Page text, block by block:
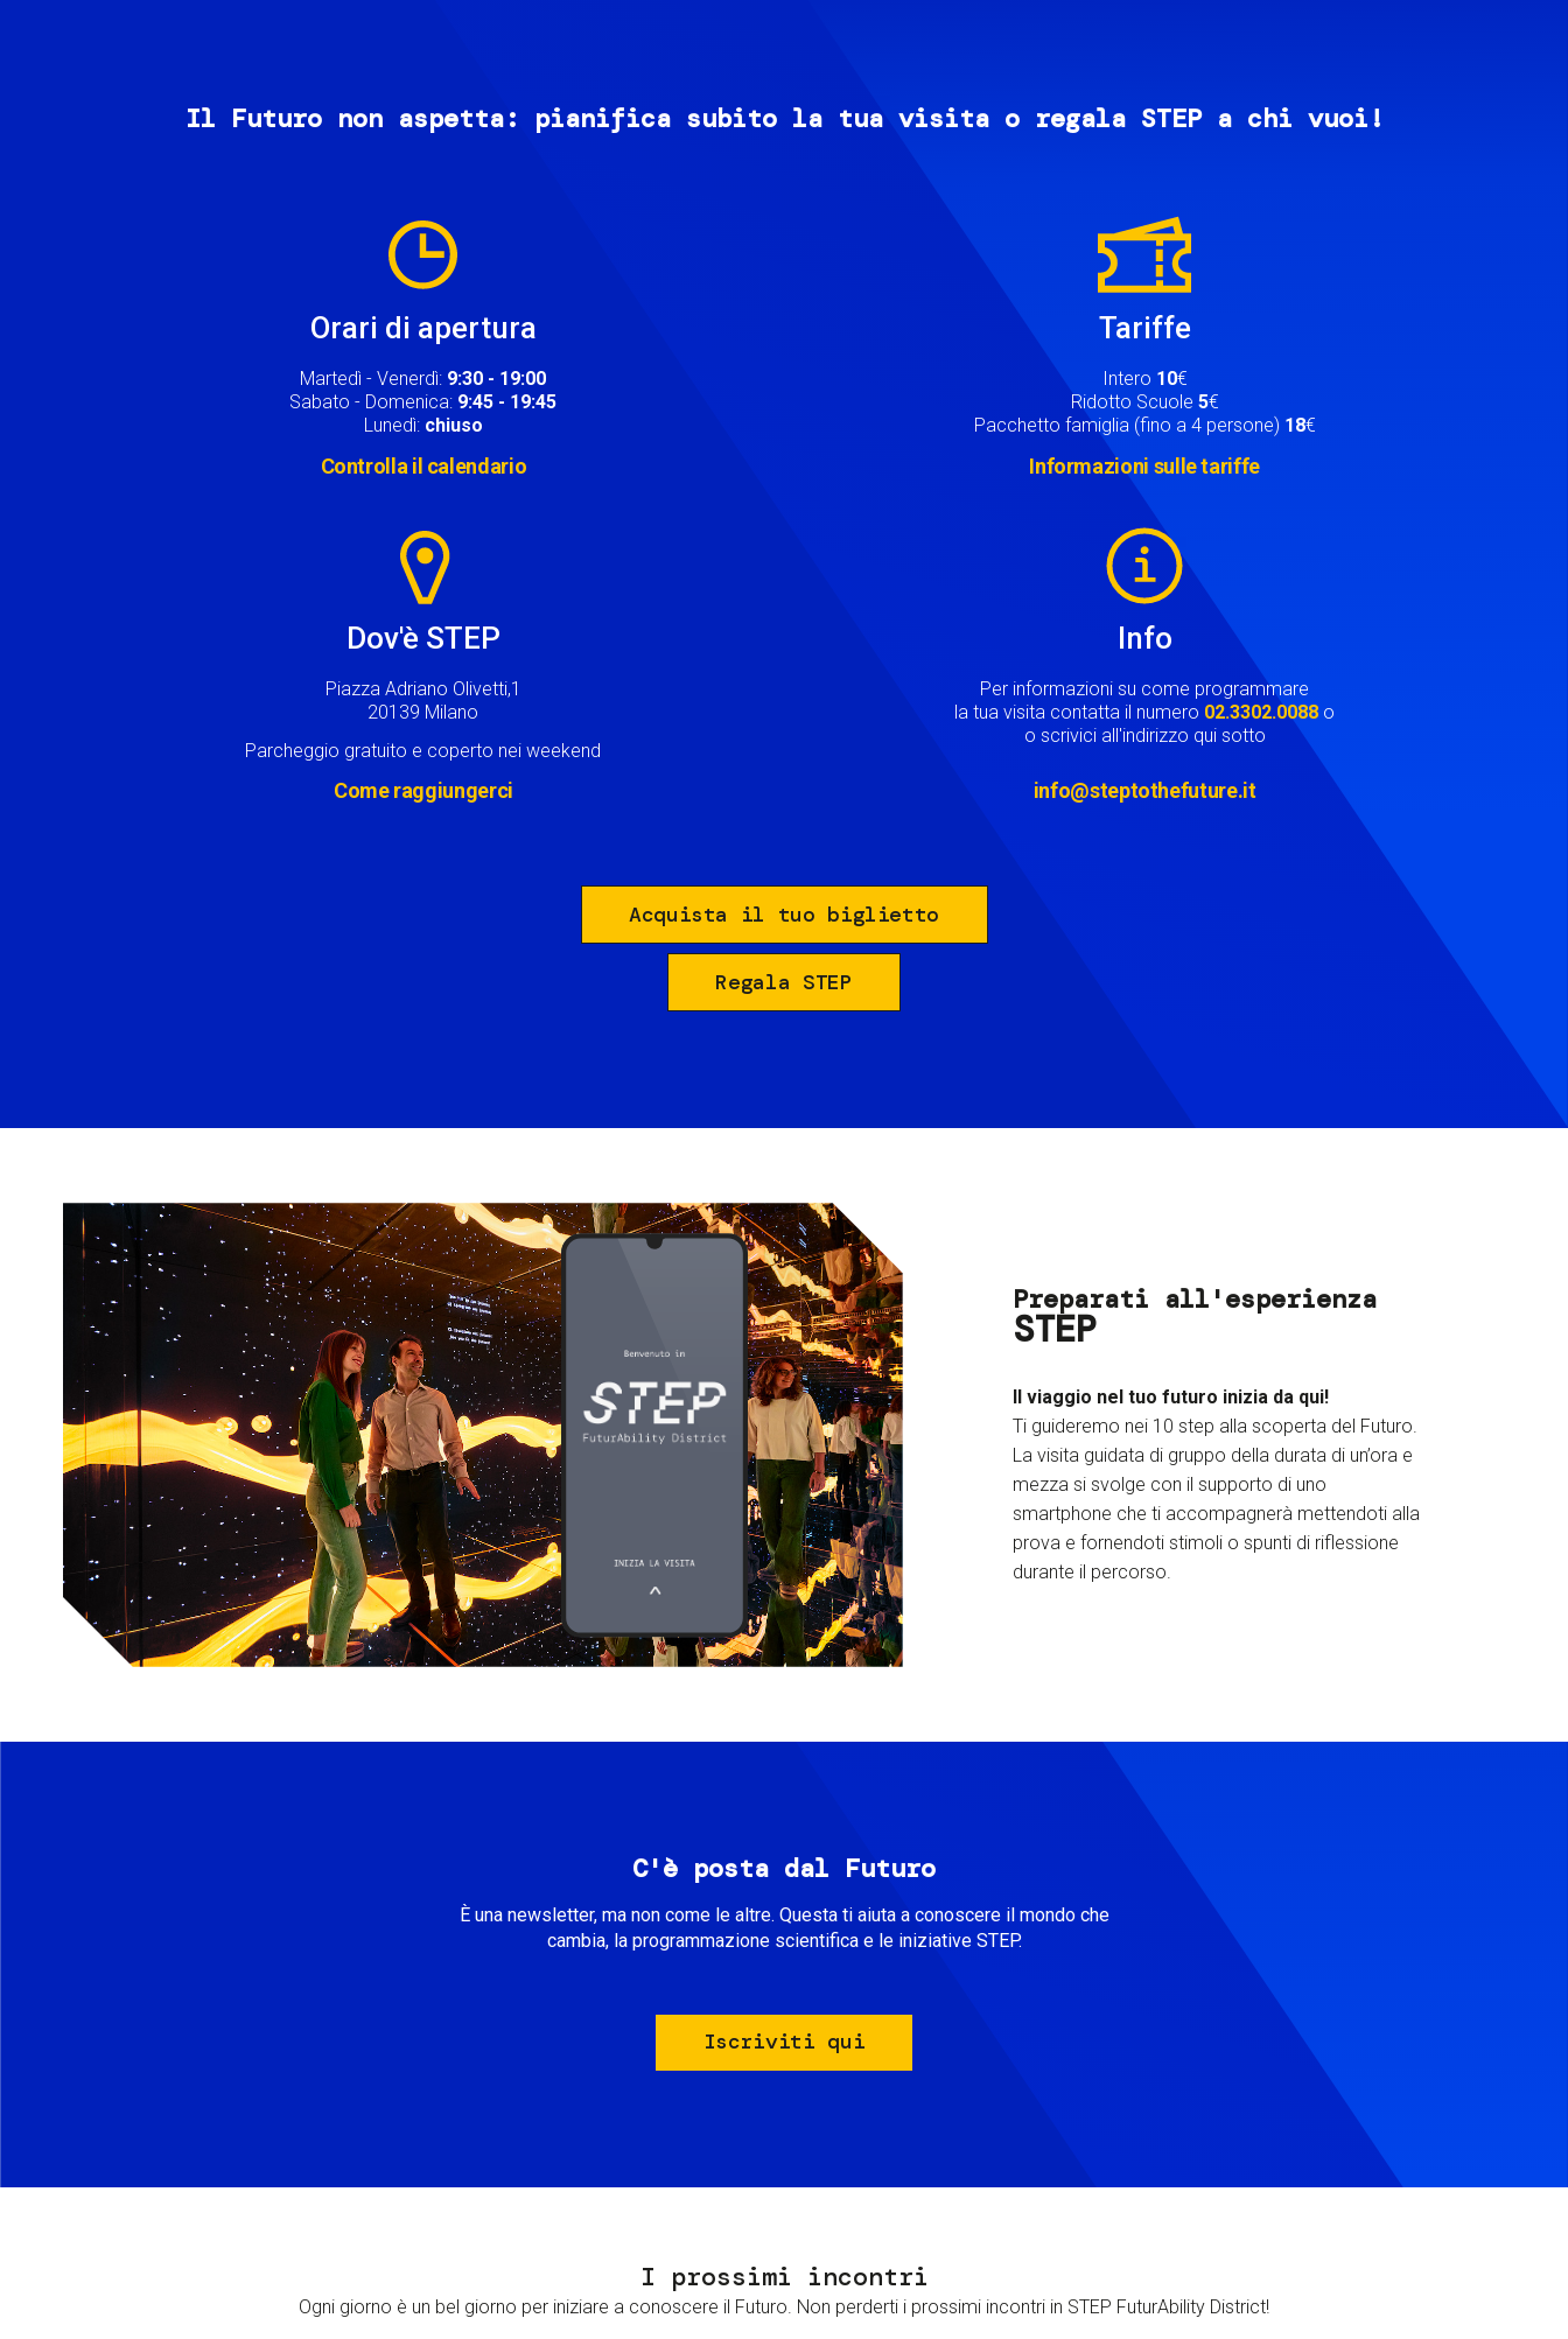
Il Futuro non aspetta: pianifica subito la tua visita o regala STEP a chi vuoi!
Orari di apertura
Martedì - Venerdì: 9:30 - 19:00
Sabato - Domenica: 9:45 - 19:45
Lunedì: chiuso
Controlla il calendario
Tariffe
Intero 10€
Ridotto Scuole 5€
Pacchetto famiglia (fino a 4 persone) 18€
Informazioni sulle tariffe
Dov'è STEP
Piazza Adriano Olivetti,1
20139 Milano
Parcheggio gratuito e coperto nei weekend
Come raggiungerci
Info
Per informazioni su come programmare
la tua visita contatta il numero 02.3302.0088 o
o scrivici all'indirizzo qui sotto
info@steptothefuture.it
Acquista il tuo biglietto
Regala STEP
Preparati all'esperienza
STEP
Il viaggio nel tuo futuro inizia da qui!
Ti guideremo nei 10 step alla scoperta del Futuro.
La visita guidata di gruppo della durata di un’ora e
mezza si svolge con il supporto di uno
smartphone che ti accompagnerà mettendoti alla
prova e fornendoti stimoli o spunti di riflessione
durante il percorso.
C'è posta dal Futuro
È una newsletter, ma non come le altre. Questa ti aiuta a conoscere il mondo che
cambia, la programmazione scientifica e le iniziative STEP.
Iscriviti qui
I prossimi incontri
Ogni giorno è un bel giorno per iniziare a conoscere il Futuro. Non perderti i prossimi incontri in STEP FuturAbility District!